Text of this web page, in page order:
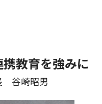
教育を強みに
谷崎昭男